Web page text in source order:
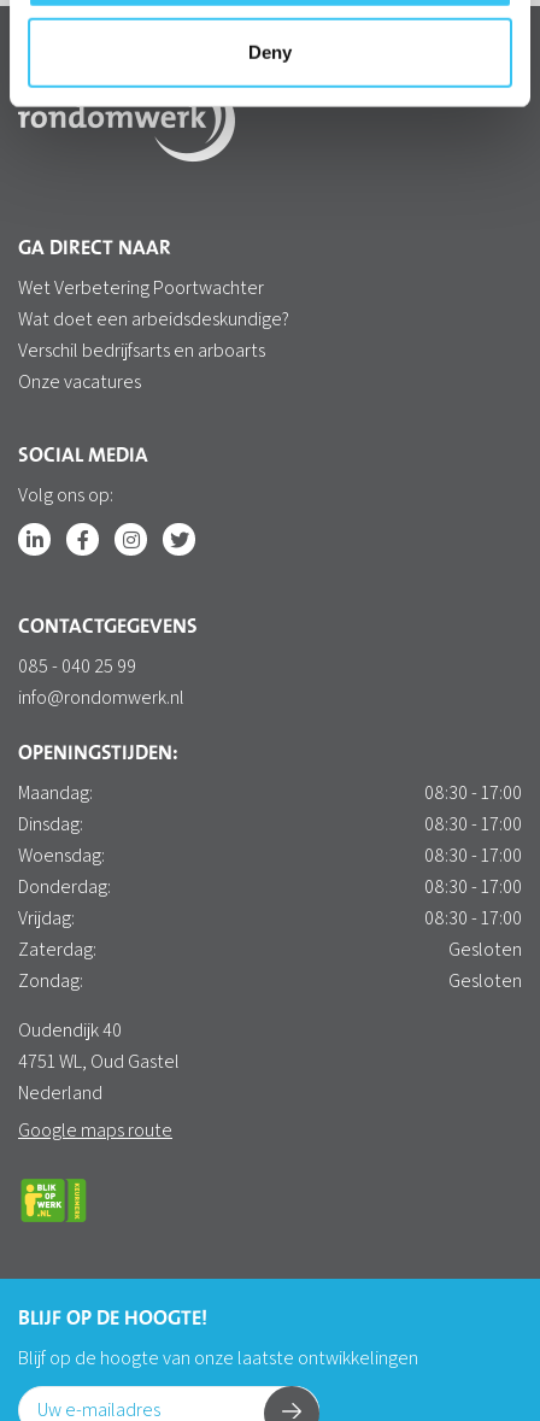
Deny
GA DIRECT NAAR
Wet Verbetering Poortwachter
Wat doet een arbeidsdeskundige?
Verschil bedrijfsarts en arboarts
Onze vacatures
SOCIAL MEDIA
Volg ons op:
CONTACTGEGEVENS
085 - 040 25 99
info@rondomwerk.nl
OPENINGSTIJDEN:
Maandag:
08:30 - 17:00
Dinsdag:
08:30 - 17:00
Woensdag:
08:30 - 17:00
Donderdag:
08:30 - 17:00
Vrijdag:
08:30 - 17:00
Zaterdag:
Gesloten
Zondag:
Gesloten
Oudendijk 40
4751 WL, Oud Gastel
Nederland
Google maps route
BLIJF OP DE HOOGTE!
Blijf op de hoogte van onze laatste ontwikkelingen